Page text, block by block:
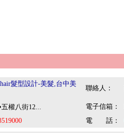
髮型設計-美髮,台中美
聯絡人：
權八街12... 電子信箱：
電 話：